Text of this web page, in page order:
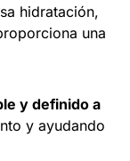
hidratación,
una
y definido a
y ayudando